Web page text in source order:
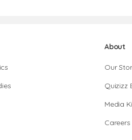
About
Our
Quizizz
Media
Careers